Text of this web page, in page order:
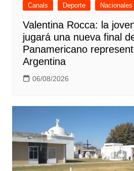
Canals Deporte Nacionales
Valentina Rocca: la
jugará una nueva final
Panamericano
Argentina
06/08/2026